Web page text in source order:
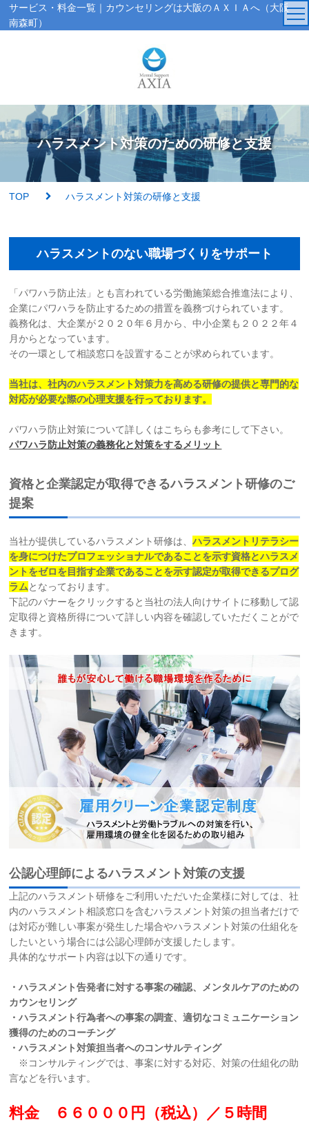
サービス・料金一覧｜カウンセリングは大阪のＡＸＩＡへ（大阪
南森町）
アクセス・受付時間
サービス・料金一覧
実績紹介
AXIAの特徴
初めての方へ
ハラスメント対策資格
質問一覧
ブログ
採用情報
カウンセリング予約
お問い合わせ
サイトマップ
リンク集
お知らせ
ハラスメント対策のための研修と支援
TOP ハラスメント対策の研修と支援
ハラスメントのない職場づくりをサポート
「パワハラ防止法」とも言われている労働施策総合推進法により、
企業にパワハラを防止するための措置を義務づけられています。
義務化は、大企業が２０２０年６月から、中小企業も２０２２年４
月からとなっています。
その一環として相談窓口を設置することが求められています。
当社は、社内のハラスメント対策力を高める研修の提供と専門的な
対応が必要な際の心理支援を行っております。
パワハラ防止対策について詳しくはこちらも参考にして下さい。
パワハラ防止対策の義務化と対策をするメリット
資格と企業認定が取得できるハラスメント研修のご
提案
当社が提供しているハラスメント研修は、ハラスメントリテラシー
を身につけたプロフェッショナルであることを示す資格とハラスメ
ントをゼロを目指す企業であることを示す認定が取得できるプログ
ラムとなっております。
下記のバナーをクリックすると当社の法人向けサイトに移動して認
定取得と資格所得について詳しい内容を確認していただくことがで
きます。
公認心理師によるハラスメント対策の支援
上記のハラスメント研修をご利用いただいた企業様に対しては、社
内のハラスメント相談窓口を含むハラスメント対策の担当者だけで
は対応が難しい事案が発生した場合やハラスメント対策の仕組化を
したいという場合には公認心理師が支援したします。
具体的なサポート内容は以下の通りです。
・ハラスメント告発者に対する事案の確認、メンタルケアのための
カウンセリング
・ハラスメント行為者への事案の調査、適切なコミュニケーション
獲得のためのコーチング
・ハラスメント対策担当者へのコンサルティング
※コンサルティングでは、事案に対する対応、対策の仕組化の助
言などを行います。
料金 ６６０００円（税込）／５時間